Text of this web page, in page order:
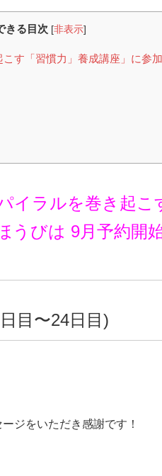
きる目次 [非表示]
す「習慣力」養成講座」に
イラルを巻き起こ
びは 9月予約開
目〜24日目)
ジをいただき感謝です！